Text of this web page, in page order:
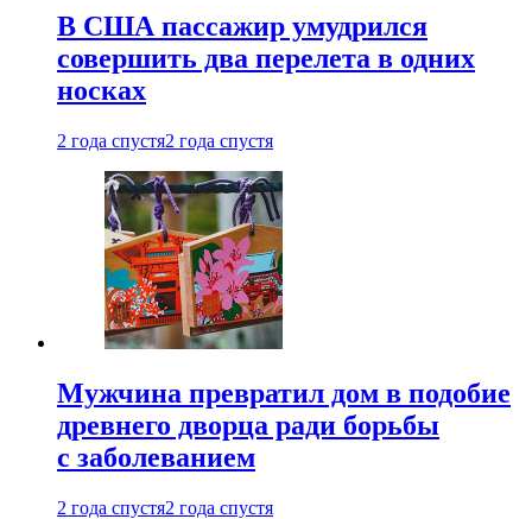
В США пассажир умудрился
совершить два перелета в одних
носках
2 года спустя2 года спустя
Мужчина превратил дом в подобие
древнего дворца ради борьбы
с заболеванием
2 года спустя2 года спустя